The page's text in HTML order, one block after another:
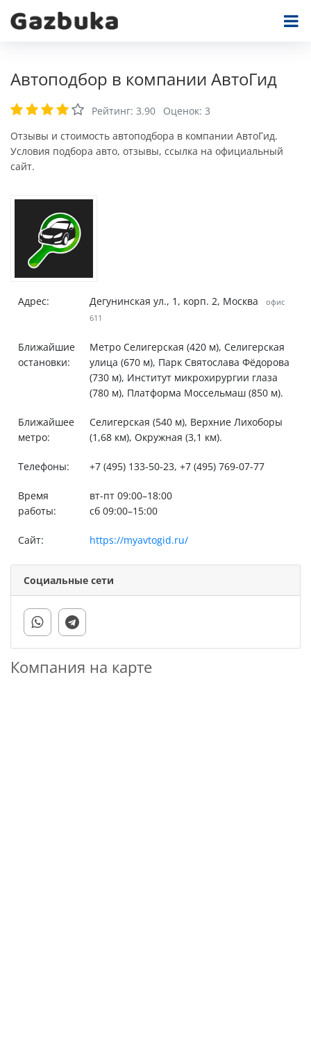
Автоподбор в компании АвтоГид
Рейтинг: 3.90 Оценок: 3
Отзывы и стоимость автоподбора в компании АвтоГид.
Условия подбора авто, отзывы, ссылка на официальный
сайт.
Адрес: Дегунинская ул., 1, корп. 2, Москва
офис
611
Ближайшие
остановки:
Метро Селигерская (420 м), Селигерская
улица (670 м), Парк Святослава Фёдорова
(730 м), Институт микрохирургии глаза
(780 м), Платформа Моссельмаш (850 м).
Ближайшее
метро:
Селигерская (540 м), Верхние Лихоборы
(1,68 км), Окружная (3,1 км).
Телефоны: +7 (495) 133-50-23, +7 (495) 769-07-77
Время
работы:
вт-пт 09:00–18:00
сб 09:00–15:00
Сайт: https://myavtogid.ru/
Социальные сети
Компания на карте